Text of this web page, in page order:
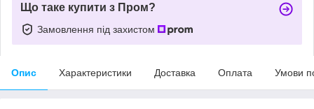
Що таке купити з Пром?
Замовлення під захистом
Опис Характеристики Доставка Оплата Умови